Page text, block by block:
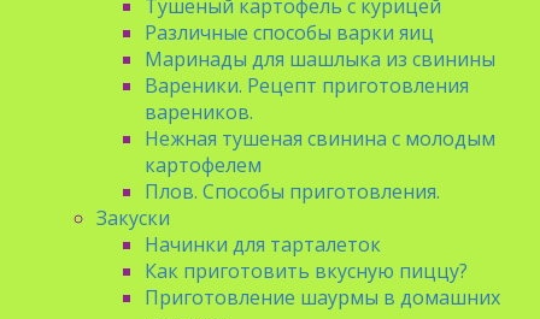
Тушеный картофель с курицей
Различные способы варки яиц
Маринады для шашлыка из свинины
Вареники. Рецепт приготовления
вареников.
Нежная тушеная свинина с молодым
картофелем
Плов. Способы приготовления.
Закуски
Начинки для тарталеток
Как приготовить вкусную пиццу?
Приготовление шаурмы в домашних